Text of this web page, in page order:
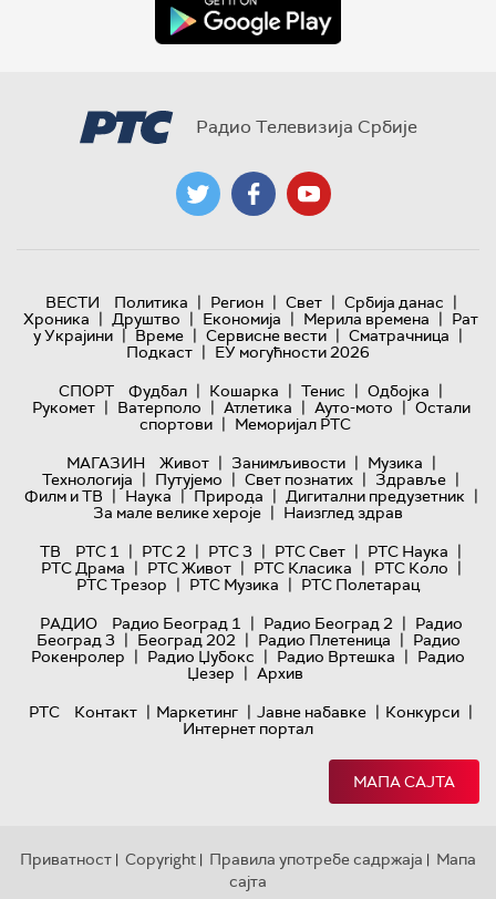
Радио Телевизија Србије
ВЕСТИ Политика | Регион | Свет | Србија данас |
Хроника | Друштво | Економија | Мерила времена | Рат
у Украјини | Време | Сервисне вести | Сматрачница |
Подкаст | ЕУ могућности 2026
СПОРТ
Фудбал | Кошарка | Тенис | Одбојка |
Рукомет | Ватерполо | Атлетика | Ауто-мото | Остали
спортови | Меморијал РТС
МАГАЗИН
Живот | Занимљивости | Музика |
Технологијa | Путујемо | Свет познатих | Здравље |
Филм и ТВ | Наука | Природа | Дигитални предузетник |
За мале велике хероје | Наизглед здрав
ТВ
РТС 1 | РТС 2 | РТС 3 | РТС Свет | РТС Наука |
РТС Драма | РТС Живот | РТС Класика | РТС Коло |
РТС Трезор | РТС Музика | РТС Полетарац
РАДИО
Радио Београд 1 | Радио Београд 2 | Радио
Београд 3 | Београд 202 | Радио Плетеница | Радио
Рокенролер | Радио Џубокс | Радио Вртешка | Радио
Џезер | Архив
РТС
Контакт | Маркетинг | Јавне набавке | Конкурси |
Интернет портал
МАПА САЈТА
Приватност | Copyright | Правила употребе садржаја | Мапа
сајта